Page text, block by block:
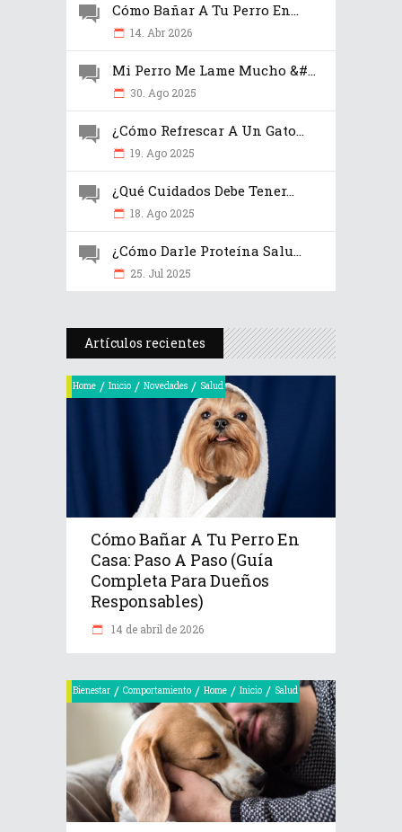
Cómo Bañar A Tu Perro En...
14. Abr 2026
Mi Perro Me Lame Mucho &#...
30. Ago 2025
¿Cómo Refrescar A Un Gato...
19. Ago 2025
¿Qué Cuidados Debe Tener...
18. Ago 2025
¿Cómo Darle Proteína Salu...
25. Jul 2025
Artículos recientes
Home / Inicio / Novedades / Salud
Cómo Bañar A Tu Perro En
Casa: Paso A Paso (Guía
Completa Para Dueños
Responsables)
14 de abril de 2026
Bienestar / Comportamiento / Home / Inicio / Salud